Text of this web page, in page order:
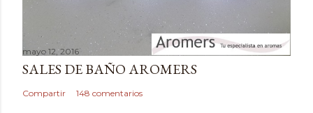
mayo 12, 2016
SALES DE BAÑO AROMERS
Compartir 148 comentarios